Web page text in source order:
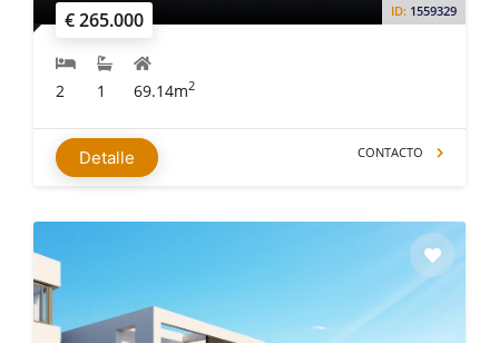
€ 265.000 ID: 1559329
2 1 69.14m2
Detalle CONTACTO